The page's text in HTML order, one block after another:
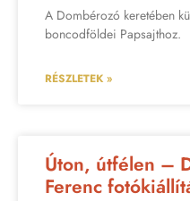
A Dombérozó keretében
boncodföldei Papsajthoz.
RÉSZLETEK »
Úton, útfélen –
Ferenc